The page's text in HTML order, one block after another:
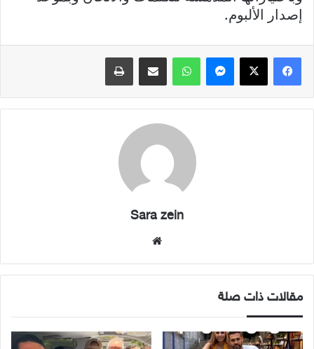
إصدار الألبوم.
فيسبوك X ماسنجر واتساب مشاركة عبر البريد طباعة
Sara zein
مقالات ذات صلة